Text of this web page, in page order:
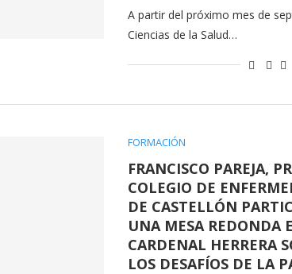
A partir del próximo mes de
Ciencias de la Salud…
FORMACIÓN
FRANCISCO PAREJA,
COLEGIO DE
DE CASTELLÓN
UNA MESA REDONDA
CARDENAL HERRERA
LOS DESAFÍOS DE LA